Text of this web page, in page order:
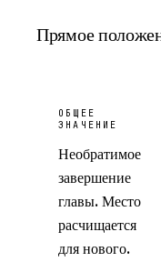
Прямое
ОБЩЕЕ
ЗНАЧЕНИЕ
Необратимое
завершение
главы. Место
расчищается
для нового.